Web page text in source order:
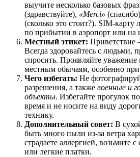
выучите несколько базовых фраз:
(здравствуйте), «Merci»
(сколько это стоит?). SIM-карту
по прибытии в аэропорт или на
Местный этикет:
Всегда здоровайтесь с людьми,
спросить. Проявляйте
местным обычаям, особенно
Чего избегать: Не
разрешения, а также военные и
объекты. Избегайте прогулок
время и не носите на виду
технику.
Дополнительный совет: В
быть много пыли из-за ветра
страдаете аллергией, возьмите
или легкие платки.